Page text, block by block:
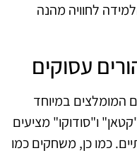
לחוויה מהנה
עסוקים
המומלצים במיוחד
ו"סודוקו" מציעים
כמו כן, משחקים כמו